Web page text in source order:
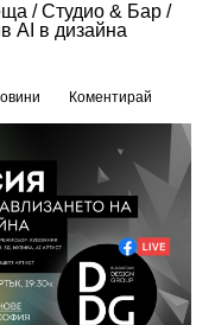
/ Студио & Бар /
AI в дизайна
Коментирай